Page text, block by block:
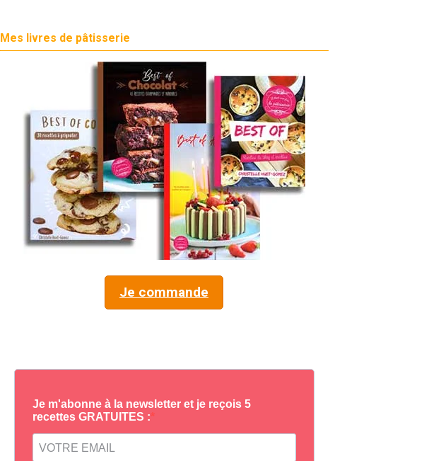
Mes livres de pâtisserie
Je commande